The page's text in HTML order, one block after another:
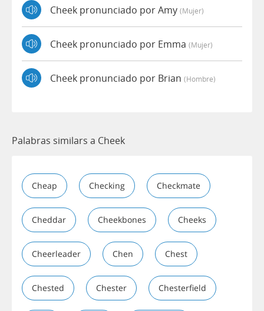
Cheek pronunciado por Amy (mujer)
Cheek pronunciado por Emma (mujer)
Cheek pronunciado por Brian (hombre)
Palabras similars a Cheek
Cheap Checking Checkmate
Cheddar Cheekbones Cheeks
Cheerleader Chen Chest
Chested Chester Chesterfield